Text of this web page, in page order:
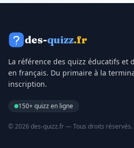
des-quizz.fr
La référence des quizz éducatifs et
en français. Du primaire à la
inscription.
150+ quizz en ligne
© 2026 des-quizz.fr — Tous droits réservés.